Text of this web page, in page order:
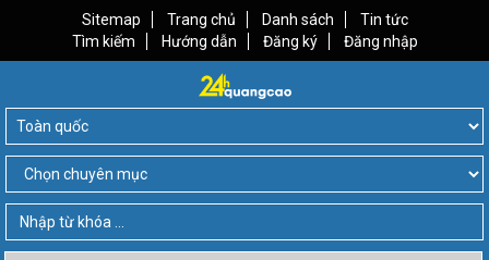
Sitemap Trang chủ Danh sách
Tin tức
Tìm kiếm
Hướng dẫn Đăng ký Đăng nhập